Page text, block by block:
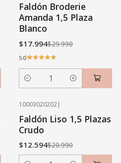
Faldón Broderie
Amanda 1,5 Plaza
Blanco
$17.994$29.990
5.0
Cantidad
10003020202|
Faldón Liso 1,5 Plazas
Crudo
$12.594$20.990